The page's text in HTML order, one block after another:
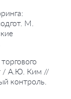
М.
/ А.Ю. Ким //
контроль.